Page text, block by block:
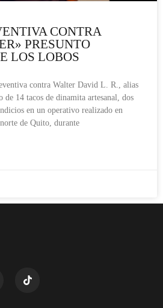
CONTRA
PRESUNTO
LOS LOBOS
contra Walter David L. R., alias
de 14 tacos de dinamita artesanal, dos
en un operativo realizado en
de Quito, durante